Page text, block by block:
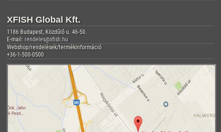
XFISH Global Kft.
1186 Budapest, Közdűlő u. 46-50.
E-mail: rendeles@xfish.hu
Webshop/rendelések/termékinformáció
+36-1-500-0500